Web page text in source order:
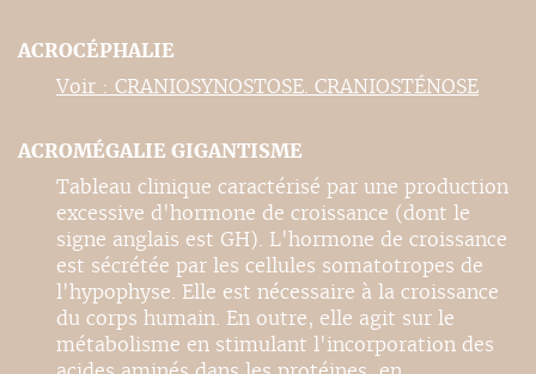
ACROCÉPHALIE
Voir : CRANIOSYNOSTOSE. CRANIOSTÉNOSE
ACROMÉGALIE GIGANTISME
Tableau clinique caractérisé par une production
excessive d'hormone de croissance (dont le
signe anglais est GH). L'hormone de croissance
est sécrétée par les cellules somatotropes de
l'hypophyse. Elle est nécessaire à la croissance
du corps humain. En outre, elle agit sur le
métabolisme en stimulant l'incorporation des